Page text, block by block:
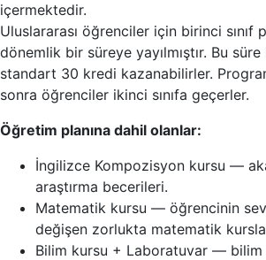
içermektedir.
Uluslararası öğrenciler için birinci sınıf
dönemlik bir süreye yayılmıştır. Bu
standart 30 kredi kazanabilirler.
sonra öğrenciler ikinci sınıfa geçerler.
Öğretim planına dahil olanlar:
İngilizce Kompozisyon kursu —
araştırma becerileri.
Matematik kursu — öğrencinin
değişen zorlukta matematik
Bilim kursu + Laboratuvar — bilim